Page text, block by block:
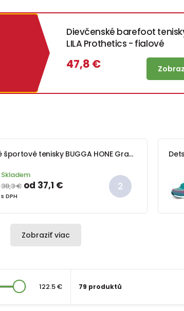
Dievčenské barefoot
LILA Prothetics - fialové
47,8 €
Detské ľahké športové tenisky BUGGA HONE Gray/Yellow/Black
Skladem
38,3 € od 37,1 €
s DPH
Zobraziť viac
79 produktů
122.5 €